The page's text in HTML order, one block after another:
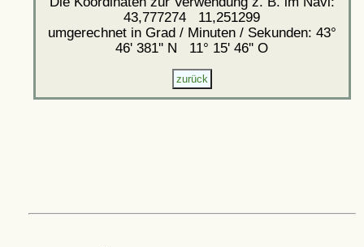
43,777274 11,251299
umgerechnet in Grad / Minuten / Sekunden: 43°
46' 381'' N 11° 15' 46'' O